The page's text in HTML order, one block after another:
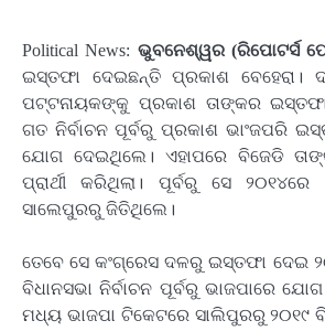
Political News: ଭୁବନେଶ୍ୱର (ରିପୋଟର୍ସ
ଇସ୍ତଫା ଦେଇଛନ୍ତି ପ୍ରକାଶ ବେହେରା।
ପଟ୍ଟନାୟକଙ୍କୁ ପ୍ରକାଶ ତାଙ୍କର
ଗତ ନିର୍ବାଚନ ପୂର୍ବରୁ ପ୍ରକାଶ ଭାଂଜପରି
ଯୋଗ ଦେଇଥିଲେ। ଏହାପରେ ବିଜେଡି
ପ୍ରାର୍ଥୀ କରିଥିଲା। ପୂର୍ବରୁ ସେ
ସାଲେପୁରରୁ ଜିତିଥିଲେ।
ତେବେ ସେ କଂଗ୍ରେସ ଦଳରୁ ଇସ୍ତଫା ଦେଇ
ବିଧାନସଭା ନିର୍ବାଚନ ପୂର୍ବରୁ ଭାଜପାରେ
ମଧ୍ୟ ଭାଜପା ଟିକେଟରେ ସାଲିପୁରରୁ ୨୦୧୯